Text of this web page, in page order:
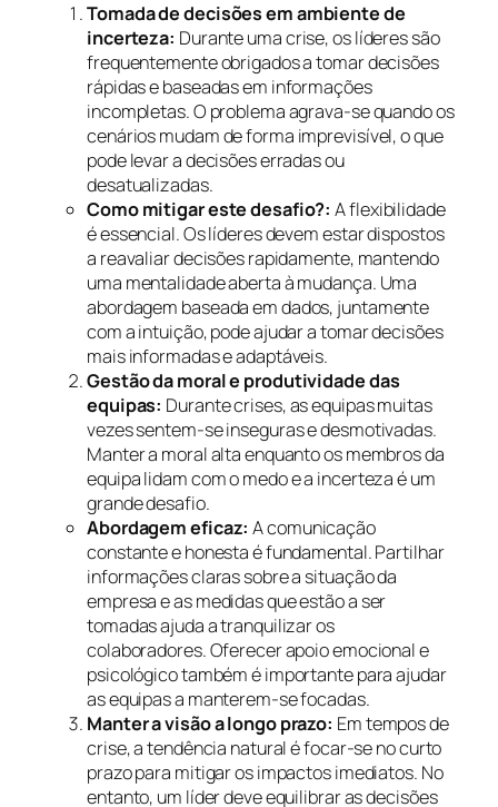
Tomada de decisões em ambiente de
incerteza: Durante uma crise, os líderes são
frequentemente obrigados a tomar decisões
rápidas e baseadas em informações
incompletas. O problema agrava-se quando os
cenários mudam de forma imprevisível, o que
pode levar a decisões erradas ou
desatualizadas.
Como mitigar este desafio?:A flexibilidade
é essencial. Os líderes devem estar dispostos
a reavaliar decisões rapidamente, mantendo
uma mentalidade aberta à mudança. Uma
abordagem baseada em dados, juntamente
com a intuição, pode ajudar a tomar decisões
mais informadas e adaptáveis.
Gestão da moral e produtividade das
equipas: Durante crises, as equipas muitas
vezes sentem-se inseguras e desmotivadas.
Manter a moral alta enquanto os membros da
equipa lidam com o medo e a incerteza é um
grande desafio.
Abordagem eficaz:A comunicação
constante e honesta é fundamental. Partilhar
informações claras sobre a situação da
empresa e as medidas que estão a ser
tomadas ajuda a tranquilizar os
colaboradores. Oferecer apoio emocional e
psicológico também é importante para ajudar
as equipas a manterem-se focadas.
Manter a visão a longo prazo: Em tempos de
crise, a tendência natural é focar-se no curto
prazo para mitigar os impactos imediatos. No
entanto, um líder deve equilibrar as decisões